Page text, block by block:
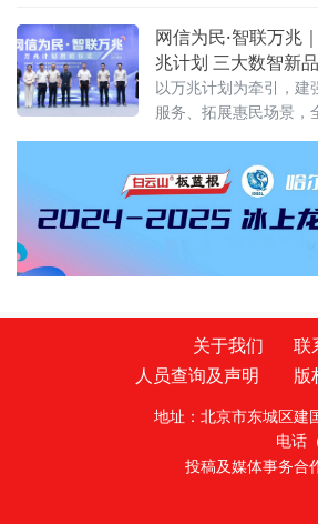
从源头到终端的精准打
监管局在全市范围内启
传专项整治行动，围绕
划设虚假商业营销、虚
播相关违法行为三大类
网信为民·智联万兆
兆计划 三大数智新
以万兆计划为牵引，建
服务、拓展惠民场景，
贡献移动力量！
关于我们 联
人员查询及声明
版
地址：北京市东城区建
电话
投稿及媒体事务合